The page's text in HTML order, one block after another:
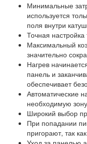
Минимальные
используется
поля внутри
Точная
Максимальный
значительно
Нагрев
панель и
обеспечивает
Автоматические
необходимую
Широкий выбор
При попадании
пригорают, так